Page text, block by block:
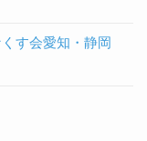
す会愛知・静岡